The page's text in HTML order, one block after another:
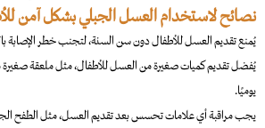
نصائح لاستخدام العسل الجبلي بشكل آمن
يُمنع تقديم العسل للأطفال دون سن السنة، لتجنب خطر الإصابة
يُفضل تقديم كميات صغيرة من العسل للأطفال، مثل ملعقة صغيرة
يوميًا.​
يجب مراقبة أي علامات تحسس بعد تقديم العسل، مثل الطفح